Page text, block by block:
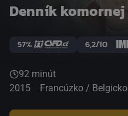
Denník komornej
57% 6,2/10
92 minút
2015
Francúzko / Belgicko